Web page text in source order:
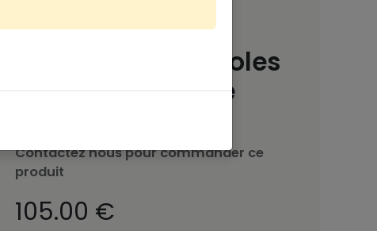
Cire gaufrée alvéoles
d'ouvrières feuille
Contactez nous pour commander ce
produit
105.00 €